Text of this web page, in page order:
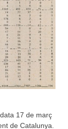
17 de març
de Catalunya.